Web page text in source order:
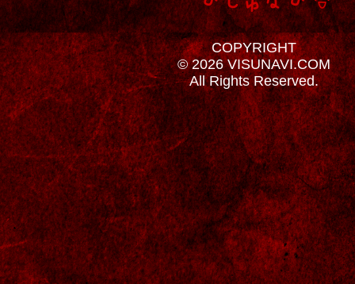
COPYRIGHT
© 2026 VISUNAVI.COM
All Rights Reserved.